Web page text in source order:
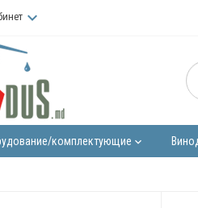
keyboard_arrow_down
комплектующие keyboard_arrow_down